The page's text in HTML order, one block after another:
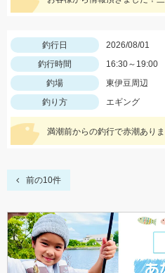
釣行日
2026/08/01
釣行時間
16:30～19:00
釣場
東伊豆周辺
釣り方
エギング
前の10件